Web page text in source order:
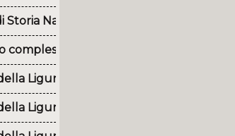
Storia Naturale della Lunigiana
complesso militare nel Laterano
Liguria, un patrimonio culturale
Liguria, un patrimonio culturale